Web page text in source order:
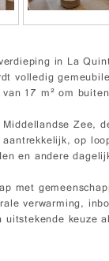
in La
volledig
17 m² om
Zee,
op
en andere
met
verwarming,
keuze